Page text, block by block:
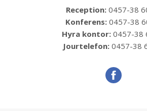
Reception: 0457-38
Konferens: 0457-38
Hyra kontor: 0457-38
Jourtelefon: 0457-38